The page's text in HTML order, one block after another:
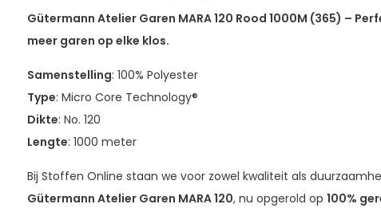
Gütermann Atelier Garen MARA 120 Rood 1000M (365) –
meer garen op elke klos.
Samenstelling: 100% Polyester
Type: Micro Core Technology®
Dikte: No. 120
Lengte: 1000 meter
Bij Stoffen Online staan we voor zowel kwaliteit als
Gütermann Atelier Garen MARA 120, nu opgerold op 100%